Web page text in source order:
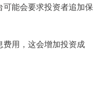
能会要求投资者追加保
费用，这会增加投资成